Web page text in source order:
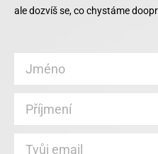
ale dozvíš se, co chystáme